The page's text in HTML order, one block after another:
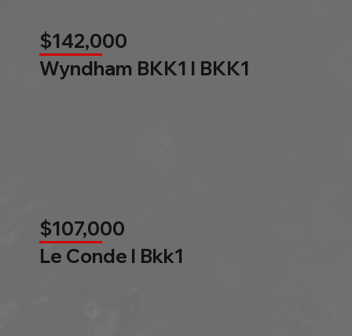
$142,000
Wyndham BKK1 l BKK1
$107,000
Le Conde l Bkk1